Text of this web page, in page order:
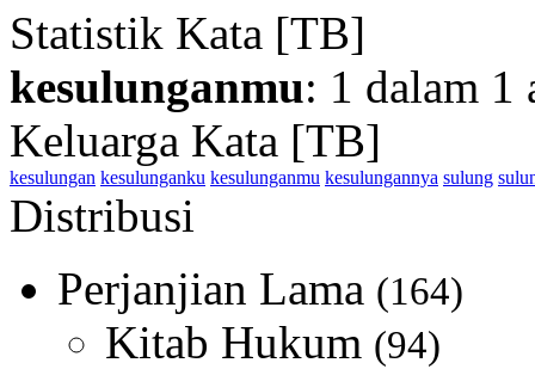
Statistik Kata [TB]
kesulunganmu: 1 dalam 1
Keluarga Kata [TB]
kesulungan kesulunganku kesulunganmu kesulungannya sulung
Distribusi
Perjanjian Lama (164)
Kitab Hukum (94)